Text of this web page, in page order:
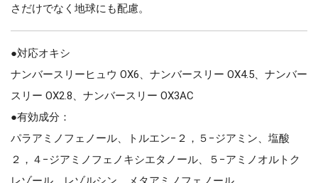
さだけでなく地球にも配慮。
●対応オキシ
ナンバースリーヒュウ OX6、ナンバースリー OX4.5、ナンバー
スリー OX2.8、ナンバースリー OX3AC
●有効成分：
パラアミノフェノール、トルエン−２，５−ジアミン、塩酸
２，４−ジアミノフェノキシエタノール、５−アミノオルトク